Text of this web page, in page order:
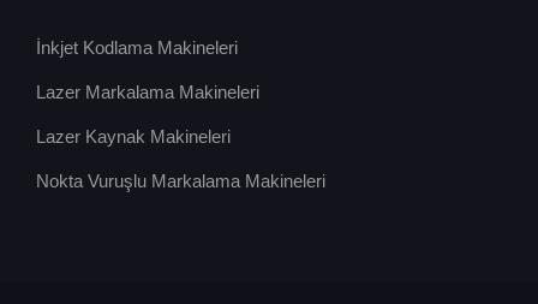
İnkjet Kodlama Makineleri
Lazer Markalama Makineleri
Lazer Kaynak Makineleri
Nokta Vuruşlu Markalama Makineleri